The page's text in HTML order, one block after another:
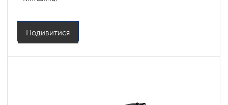
Подивитися